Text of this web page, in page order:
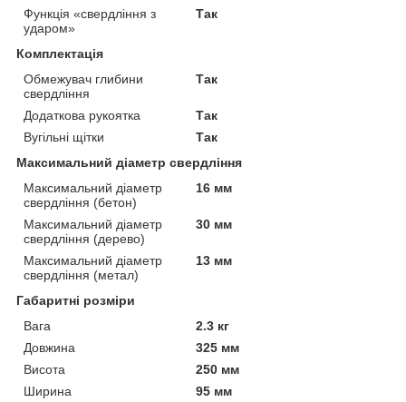
Функція «свердління з
ударом»
Так
Комплектація
Обмежувач глибини
свердління
Так
Додаткова рукоятка
Так
Вугільні щітки
Так
Максимальний діаметр свердління
Максимальний діаметр
свердління (бетон)
16 мм
Максимальний діаметр
свердління (дерево)
30 мм
Максимальний діаметр
свердління (метал)
13 мм
Габаритні розміри
Вага
2.3 кг
Довжина
325 мм
Висота
250 мм
Ширина
95 мм